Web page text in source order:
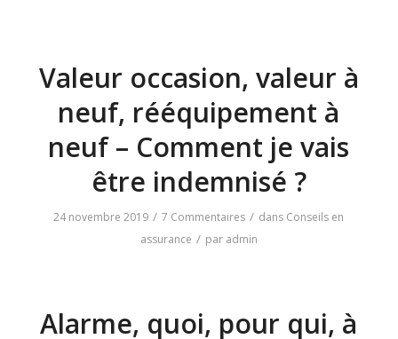
Valeur occasion, valeur à
neuf, rééquipement à
neuf – Comment je vais
être indemnisé ?
24 novembre 2019 / 7 Commentaires / dans Conseils en
assurance / par admin
Alarme, quoi, pour qui, à